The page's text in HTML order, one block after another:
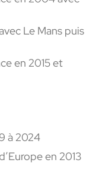
Le Mans puis
en 2015 et
à 2024
en 2013